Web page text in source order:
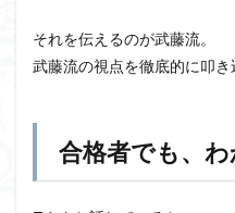
それを伝えるのが武藤流。
武藤流の視点を徹底的に叩き
合格者でも、